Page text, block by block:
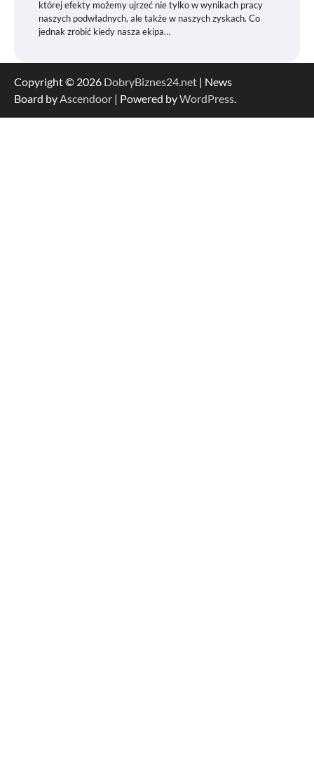
której efekty możemy ujrzeć nie tylko w wynikach pracy
naszych podwładnych, ale także w naszych zyskach. Co
jednak zrobić kiedy nasza ekipa…
Copyright © 2026 DobryBiznes24.net | News
Board by Ascendoor | Powered byWordPress